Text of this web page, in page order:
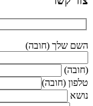
השם שלך (חובה)
(חובה)
טלפון (חובה)
נושא